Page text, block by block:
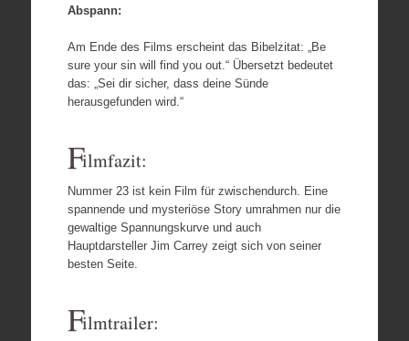
Abspann:
Am Ende des Films erscheint das Bibelzitat: „Be
sure your sin will find you out.“ Übersetzt bedeutet
das: „Sei dir sicher, dass deine Sünde
herausgefunden wird.“
Filmfazit:
Nummer 23 ist kein Film für zwischendurch. Eine
spannende und mysteriöse Story umrahmen nur die
gewaltige Spannungskurve und auch
Hauptdarsteller Jim Carrey zeigt sich von seiner
besten Seite.
Filmtrailer: